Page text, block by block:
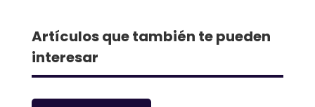
Artículos que también te pueden
interesar